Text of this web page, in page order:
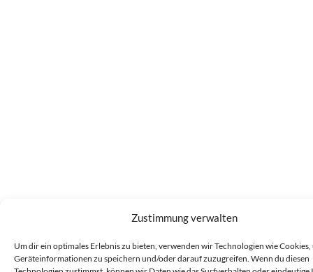
Zustimmung verwalten
Um dir ein optimales Erlebnis zu bieten, verwenden wir Technologien wie Cookies,
Geräteinformationen zu speichern und/oder darauf zuzugreifen. Wenn du diesen